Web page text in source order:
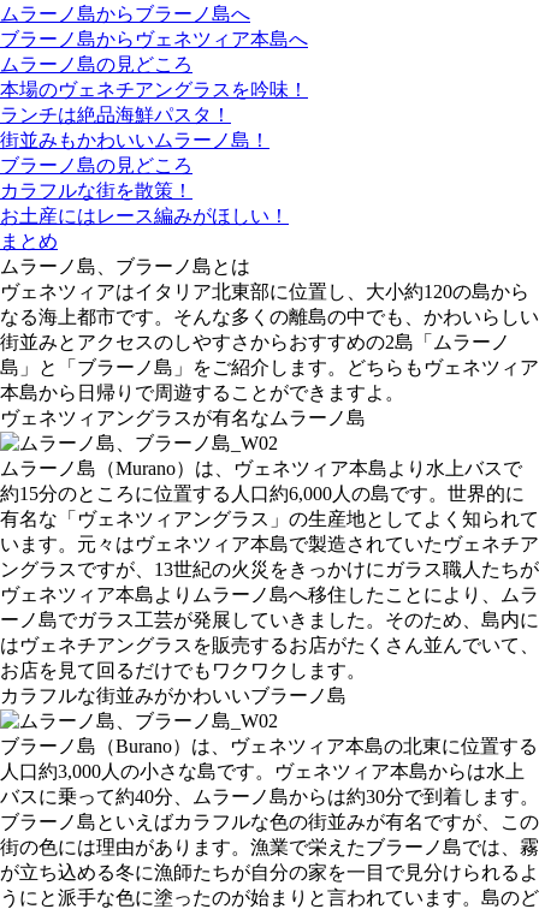
ムラーノ島からブラーノ島へ
ブラーノ島からヴェネツィア本島へ
ムラーノ島の見どころ
本場のヴェネチアングラスを吟味！
ランチは絶品海鮮パスタ！
街並みもかわいいムラーノ島！
ブラーノ島の見どころ
カラフルな街を散策！
お土産にはレース編みがほしい！
まとめ
ムラーノ島、ブラーノ島とは
ヴェネツィアはイタリア北東部に位置し、大小約120の島から
なる海上都市です。そんな多くの離島の中でも、かわいらしい
街並みとアクセスのしやすさからおすすめの2島「ムラーノ
島」と「ブラーノ島」をご紹介します。どちらもヴェネツィア
本島から日帰りで周遊することができますよ。
ヴェネツィアングラスが有名なムラーノ島
ムラーノ島（Murano）は、ヴェネツィア本島より水上バスで
約15分のところに位置する人口約6,000人の島です。世界的に
有名な「ヴェネツィアングラス」の生産地としてよく知られて
います。元々はヴェネツィア本島で製造されていたヴェネチア
ングラスですが、13世紀の火災をきっかけにガラス職人たちが
ヴェネツィア本島よりムラーノ島へ移住したことにより、ムラ
ーノ島でガラス工芸が発展していきました。そのため、島内に
はヴェネチアングラスを販売するお店がたくさん並んでいて、
お店を見て回るだけでもワクワクします。
カラフルな街並みがかわいいブラーノ島
ブラーノ島（Burano）は、ヴェネツィア本島の北東に位置する
人口約3,000人の小さな島です。ヴェネツィア本島からは水上
バスに乗って約40分、ムラーノ島からは約30分で到着します。
ブラーノ島といえばカラフルな色の街並みが有名ですが、この
街の色には理由があります。漁業で栄えたブラーノ島では、霧
が立ち込める冬に漁師たちが自分の家を一目で見分けられるよ
うにと派手な色に塗ったのが始まりと言われています。島のど